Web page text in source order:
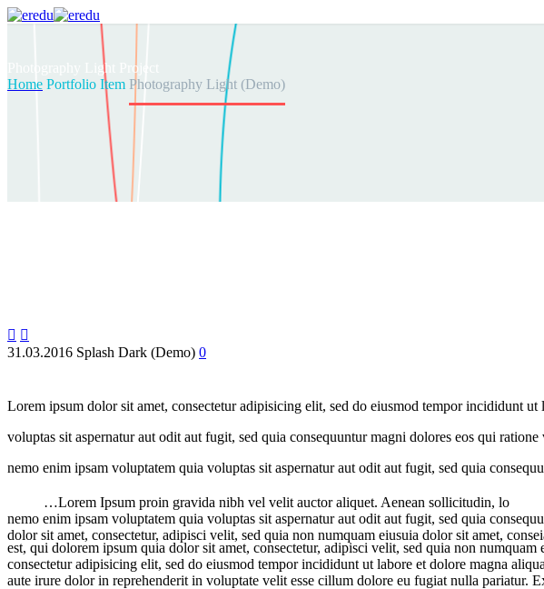
Light Project
Home Portfolio Item Photography Light (Demo)
 
31.03.2016 Splash Dark (Demo) 0
Lorem ipsum dolor sit amet, consectetur adipisicing elit, sed do eiusmod tempor incididunt
voluptas sit aspernatur aut odit aut fugit, sed quia consequuntur magni dolores eos qui
nemo enim ipsam voluptatem quia voluptas sit aspernatur aut odit aut fugit, sed quia
…Lorem Ipsum proin gravida nibh vel velit auctor aliquet. Aenean sollicitudin, lo
nemo enim ipsam voluptatem quia voluptas sit aspernatur aut odit aut fugit, sed quia
dolor sit amet, consectetur, adipisci velit, sed quia non numquam eiusuia dolor sit amet,
est, qui dolorem ipsum quia dolor sit amet, consectetur, adipisci velit, sed quia non
consectetur adipisicing elit, sed do eiusmod tempor incididunt ut labore et dolore magna
aute irure dolor in reprehenderit in voluptate velit esse cillum dolore eu fugiat nulla pariatur.